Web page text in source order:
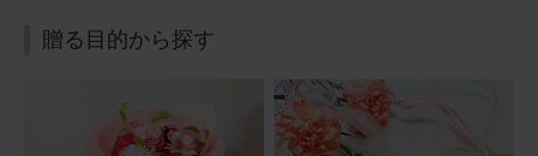
喜んでいただけました
従兄が亡くなったとのことで今回お花をお願いしました。
まだ御骨があるのでお供えしますと連絡をいただきまし
た。大変喜んでいただけました。今回、2回目の利用でし
贈る目的から探す